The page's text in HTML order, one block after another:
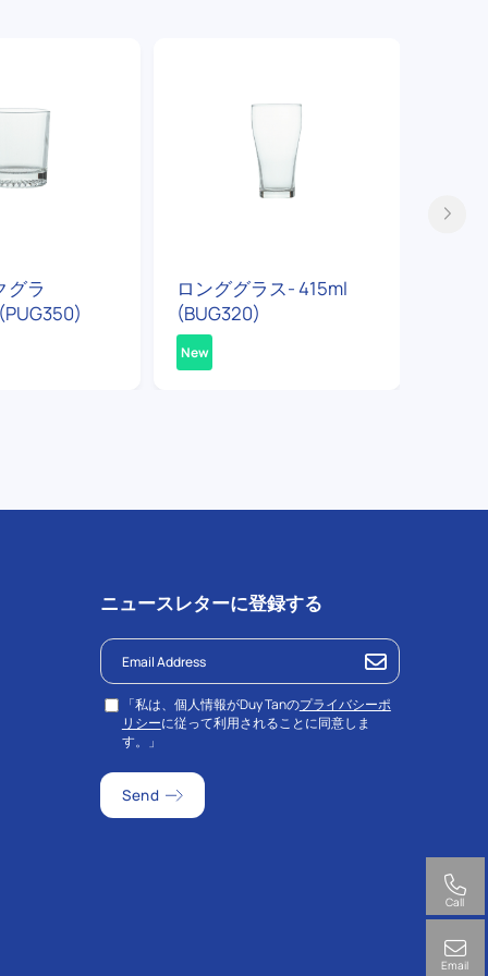
グラ
ロンググラス- 415ml
(BUG320)
New
ニュースレターに登録する
「私は、個人情報がDuy Tanのプライバシーポ
リシーに従って利用されることに同意しま
す。」
Call
Email